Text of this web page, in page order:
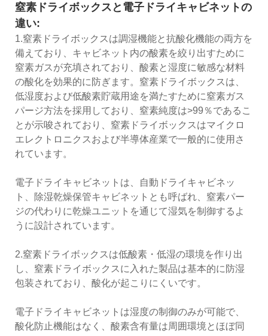
窒素ドライボックスと電子ドライキャビネットの
違い:
1.窒素ドライボックスは調湿機能と抗酸化機能の両方を
備えており、キャビネット内の酸素を絞り出すために
窒素ガスが充填されており、酸素と湿度に敏感な材料
の酸化を効果的に防ぎます。窒素ドライボックスは、
低湿度および低酸素貯蔵用途を満たすために窒素ガス
パージ方法を採用しており、窒素純度は>99％であるこ
とが示唆されており、窒素ドライボックスはマイクロ
エレクトロニクスおよび半導体産業で一般的に使用さ
れています。
電子ドライキャビネットは、自動ドライキャビネッ
ト、除湿乾燥保管キャビネットとも呼ばれ、窒素パー
ジの代わりに乾燥ユニットを通じて湿気を制御するよ
うに設計されています。
2.窒素ドライボックスは低酸素・低湿の環境を作り出
し、窒素ドライボックスに入れた製品は基本的に防湿
包装されており、酸化が起こりにくいです。
電子ドライキャビネットは湿度の制御のみが可能で、
酸化防止機能はなく、酸素含有量は周囲環境とほぼ同